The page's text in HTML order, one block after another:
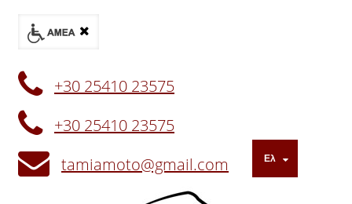
+30 25410 23575
+30 25410 23575
tamiamoto@gmail.com
Ελ